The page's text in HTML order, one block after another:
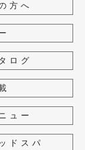
方へ
ログ
ュー
ドスパ